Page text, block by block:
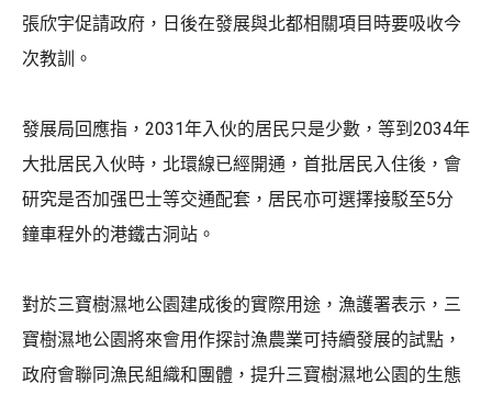
張欣宇促請政府，日後在發展與北都相關項目時要吸收今
次教訓。
發展局回應指，2031年入伙的居民只是少數，等到2034年
大批居民入伙時，北環線已經開通，首批居民入住後，會
研究是否加强巴士等交通配套，居民亦可選擇接駁至5分
鐘車程外的港鐵古洞站。
對於三寶樹濕地公園建成後的實際用途，漁護署表示，三
寶樹濕地公園將來會用作探討漁農業可持續發展的試點，
政府會聯同漁民組織和團體，提升三寶樹濕地公園的生態